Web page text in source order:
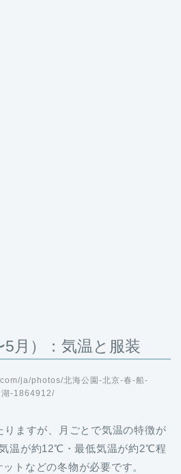
月）：気温と服装
ja/photos/北海公園-北京-春-船-
湖-1864912/
りますが、月ごとで気温の特徴が
温が約12℃・最低気温が約2℃程
トなどの冬物が必要です。